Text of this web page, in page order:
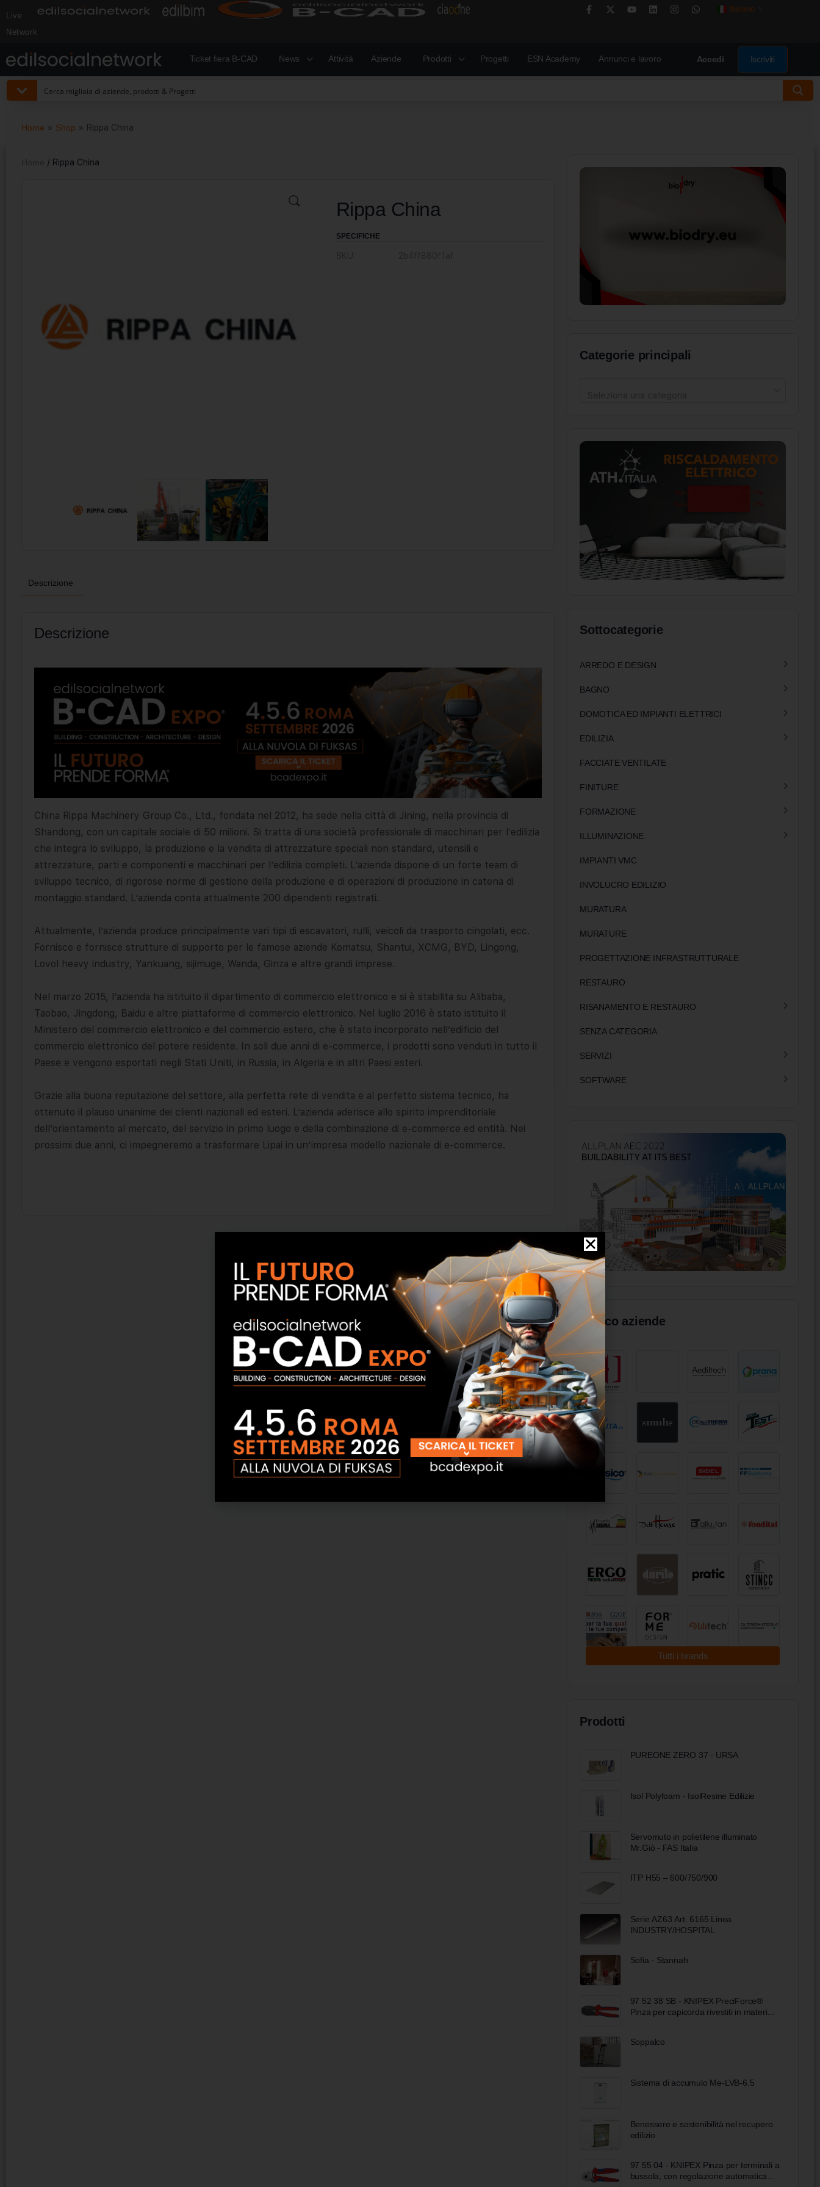
Live
Network
Italiano
Ticket fiera B-CAD News Attività Aziende Prodotti Progetti ESN Academy Annunci e lavoro Accedi Iscriviti
Home » Shop » Rippa China
/ Rippa China
Rippa China
SPECIFICHE
Descrizione
Descrizione
China Rippa Machinery Group Co., Ltd., fondata nel 2012, ha sede nella città di Jining, nella provincia di
Shandong, con un capitale sociale di 50 milioni. Si tratta di una società professionale di macchinari per l’edilizia
che integra lo sviluppo, la produzione e la vendita di attrezzature speciali non standard, utensili e
attrezzature, parti e componenti e macchinari per l’edilizia completi. L’azienda dispone di un forte team di
sviluppo tecnico, di rigorose norme di gestione della produzione e di operazioni di produzione in catena di
montaggio standard. L’azienda conta attualmente 200 dipendenti registrati.
Attualmente, l’azienda produce principalmente vari tipi di escavatori, rulli, veicoli da trasporto cingolati, ecc.
Fornisce e fornisce strutture di supporto per le famose aziende Komatsu, Shantui, XCMG, BYD, Lingong,
Lovol heavy industry, Yankuang, sijimuge, Wanda, Ginza e altre grandi imprese.
Nel marzo 2015, l’azienda ha istituito il dipartimento di commercio elettronico e si è stabilita su Alibaba,
Taobao, Jingdong, Baidu e altre piattaforme di commercio elettronico. Nel luglio 2016 è stato istituito il
Ministero del commercio elettronico e del commercio estero, che è stato incorporato nell’edificio del
commercio elettronico del potere residente. In soli due anni di e-commerce, i prodotti sono venduti in tutto il
Paese e vengono esportati negli Stati Uniti, in Russia, in Algeria e in altri Paesi esteri.
Grazie alla buona reputazione del settore, alla perfetta rete di vendita e al perfetto sistema tecnico, ha
ottenuto il plauso unanime dei clienti nazionali ed esteri. L’azienda aderisce allo spirito imprenditoriale
dell’orientamento al mercato, del servizio in primo luogo e della combinazione di e-commerce ed entità. Nei
prossimi due anni, ci impegneremo a trasformare Lipai in un’impresa modello nazionale di e-commerce.
Categorie principali
Sottocategorie
ARREDO E DESIGN
BAGNO
DOMOTICA ED IMPIANTI ELETTRICI
EDILIZIA
FACCIATE VENTILATE
FINITURE
FORMAZIONE
ILLUMINAZIONE
IMPIANTI VMC
INVOLUCRO EDILIZIO
MURATURA
MURATURE
PROGETTAZIONE INFRASTRUTTURALE
RESTAURO
RISANAMENTO E RESTAURO
SENZA CATEGORIA
SERVIZI
SOFTWARE
Elenco aziende
Tutti i brands
Prodotti
PUREONE ZERO 37 - URSA
Isol Polyfoam - IsolResine Edilizie
Servomuto in polietilene illuminato
Mr.Giò - FAS Italia
ITP H55 – 600/750/900
Serie AZ63 Art. 6165 Linea
INDUSTRY/HOSPITAL
Sofia - Stannah
97 52 38 SB - KNIPEX PreciForce®
Pinza per capicorda rivestiti in materiale
Soppalco
Sistema di accumulo Me-LVB-6.5
Benessere e sostenibilità nel recupero
edilizio
97 55 04 - KNIPEX Pinza per terminali a
bussola, con regolazione automatica